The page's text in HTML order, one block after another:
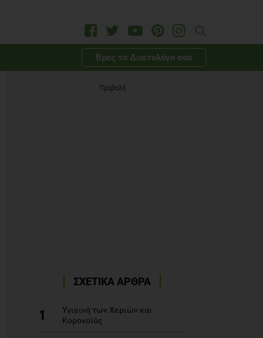
Βρες το Διαιτολόγο σου
Προβολή
ΣΧΕΤΙΚΑ ΑΡΘΡΑ
1
Υγιεινή των Χεριών και
Κορονοϊός